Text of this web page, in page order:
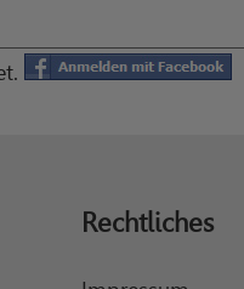
Rechtliches